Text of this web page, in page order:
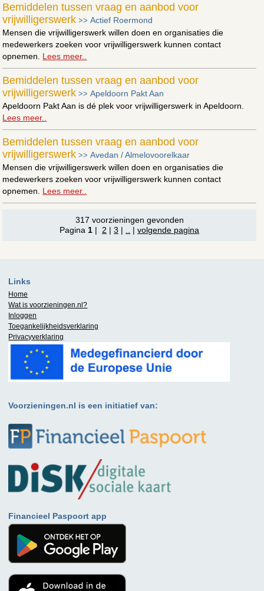
Bemiddelen tussen vraag en aanbod voor
vrijwilligerswerk >>Actief Roermond
Mensen die vrijwilligerswerk willen doen en organisaties die
medewerkers zoeken voor vrijwilligerswerk kunnen contact
opnemen. Lees meer..
Bemiddelen tussen vraag en aanbod voor
vrijwilligerswerk >>Apeldoorn Pakt Aan
Apeldoorn Pakt Aan is dé plek voor vrijwilligerswerk in Apeldoorn.
Lees meer..
Bemiddelen tussen vraag en aanbod voor
vrijwilligerswerk >>Avedan / Almelovoorelkaar
Mensen die vrijwilligerswerk willen doen en organisaties die
medewerkers zoeken voor vrijwilligerswerk kunnen contact
opnemen. Lees meer..
317 voorzieningen gevonden
Pagina 1 | 2 |3 | |volgende pagina
Links
Home
Wat is voorzieningen.nl?
Inloggen
Toegankelijkheidsverklaring
Privacyverklaring
Voorzieningen.nl is een initiatief van:
Financieel Paspoort app